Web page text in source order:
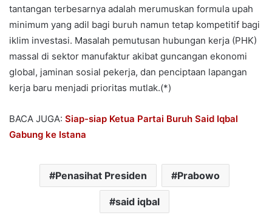
tantangan terbesarnya adalah merumuskan formula upah
minimum yang adil bagi buruh namun tetap kompetitif bagi
iklim investasi. Masalah pemutusan hubungan kerja (PHK)
massal di sektor manufaktur akibat guncangan ekonomi
global, jaminan sosial pekerja, dan penciptaan lapangan
kerja baru menjadi prioritas mutlak.(*)
BACA JUGA: Siap-siap Ketua Partai Buruh Said Iqbal
Gabung ke Istana
Penasihat Presiden Prabowo
said iqbal